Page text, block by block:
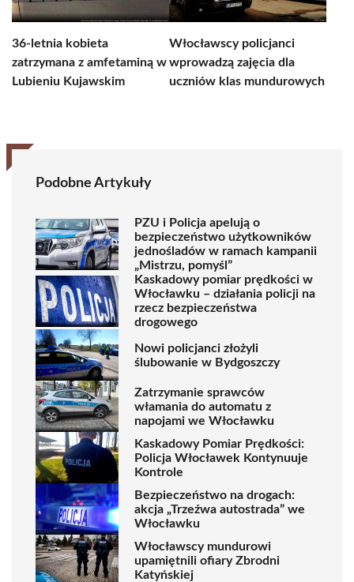
36-letnia kobieta
zatrzymana z amfetaminą w
Lubieniu Kujawskim
Włocławscy policjanci
wprowadzą zajęcia dla
uczniów klas mundurowych
Podobne Artykuły
PZU i Policja apelują o
bezpieczeństwo użytkowników
jednośladów w ramach kampanii
„Mistrzu, pomyśl”
Kaskadowy pomiar prędkości w
Włocławku – działania policji na
rzecz bezpieczeństwa
drogowego
Nowi policjanci złożyli
ślubowanie w Bydgoszczy
Zatrzymanie sprawców
włamania do automatu z
napojami we Włocławku
Kaskadowy Pomiar Prędkości:
Policja Włocławek Kontynuuje
Kontrole
Bezpieczeństwo na drogach:
akcja „Trzeźwa autostrada” we
Włocławku
Włocławscy mundurowi
upamiętnili ofiary Zbrodni
Katyńskiej